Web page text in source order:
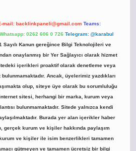
mail: backlinkpaneli@gmail.com Teams:
Whatsapp: 0262 606 0 726 Telegram: @karabul
Sayılı Kanun gereğince Bilgi Teknolojileri ve
onaylanmış bir Yer Sağlayıcı olarak hizmet
içerikleri proaktif olarak denetleme veya
Ancak, üyelerimiz yazdıkları
olup, siteye üye olarak bu sorumluluğu
sitesi, herhangi bir marka, kurum veya
bulunmamaktadır. Sitede yalnızca kendi
Burada yer alan içerikler haber
gerçek kurum ve kişiler hakkında paylaşım
ve kişiler ile isim benzerlikleri tamamen
gütmeyen ve tamamen ücretsiz bir bilgi